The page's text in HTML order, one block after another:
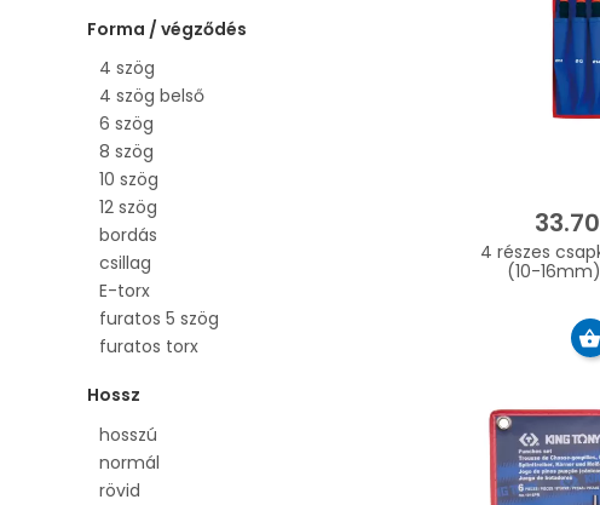
Forma / végződés
4 szög
4 szög belső
6 szög
8 szög
10 szög
12 szög
bordás
csillag
E-torx
furatos 5 szög
furatos torx
imbusz gömbfejű
lapos
PH 0
PH 00
Hossz
hosszú
normál
rövid
4 részes
(10-16mm)